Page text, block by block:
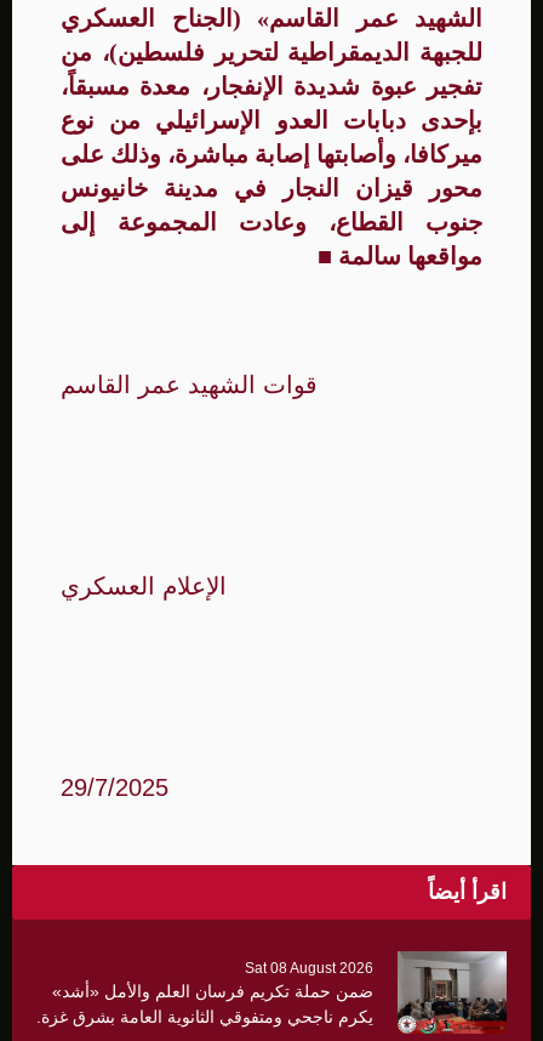
الشهيد عمر القاسم» ( الجناح العسكري
للجبهة الديمقراطية لتحرير فلسطين)، من
تفجير عبوة شديدة الإنفجار، معدة مسبقاً،
بإحدى دبابات العدو الإسرائيلي من نوع
ميركافا، وأصابتها إصابة مباشرة، وذلك على
محور قيزان النجار
في مدينة خانيونس
جنوب القطاع، وعادت المجموعة إلى
مواقعها سالمة ■
قوات الشهيد عمر القاسم
الإعلام العسكري
29/7/2025
اقرأ أيضاً
Sat 08 August 2026
ضمن حملة تكريم فرسان العلم والأمل «أشد»
يكرم ناجحي ومتفوقي الثانوية العامة بشرق غزة.